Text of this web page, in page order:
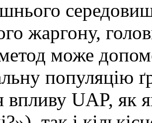
жаргону,
може
популяцію
впливу UAP, як